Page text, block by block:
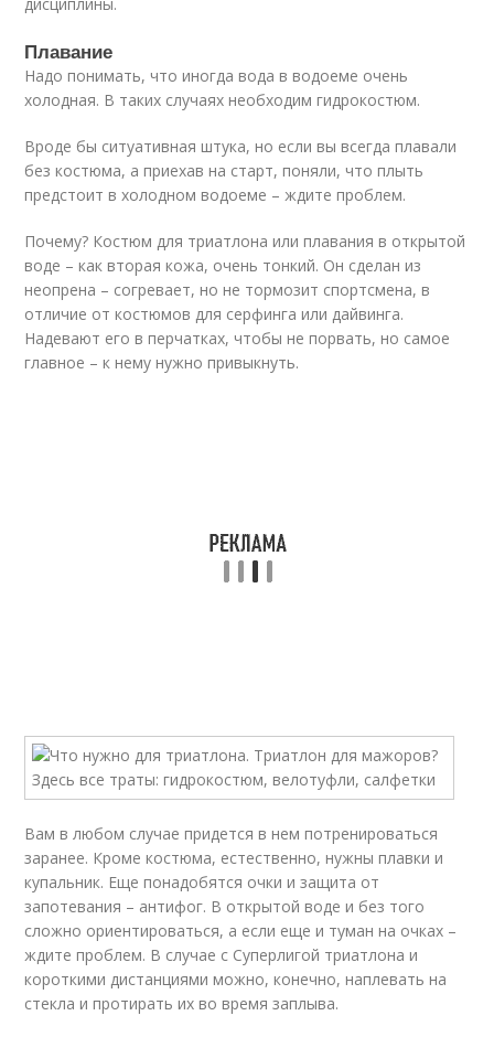
Плавание
Надо понимать, что иногда вода в водоеме очень
холодная. В таких случаях необходим гидрокостюм.
Вроде бы ситуативная штука, но если вы всегда плавали
без костюма, а приехав на старт, поняли, что плыть
предстоит в холодном водоеме – ждите проблем.
Почему? Костюм для триатлона или плавания в открытой
воде – как вторая кожа, очень тонкий. Он сделан из
неопрена – согревает, но не тормозит спортсмена, в
отличие от костюмов для серфинга или дайвинга.
Надевают его в перчатках, чтобы не порвать, но самое
главное – к нему нужно привыкнуть.
Вам в любом случае придется в нем потренироваться
заранее. Кроме костюма, естественно, нужны плавки и
купальник. Еще понадобятся очки и защита от
запотевания – антифог. В открытой воде и без того
сложно ориентироваться, а если еще и туман на очках –
ждите проблем. В случае с Суперлигой триатлона и
короткими дистанциями можно, конечно, наплевать на
стекла и протирать их во время заплыва.